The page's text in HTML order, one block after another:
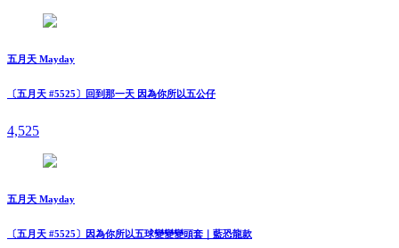
五月天 Mayday
〔五月天 #5525〕回到那一天 因為你所以五公仔
4,525
五月天 Mayday
〔五月天 #5525〕因為你所以五球變變變頭套｜藍恐龍款